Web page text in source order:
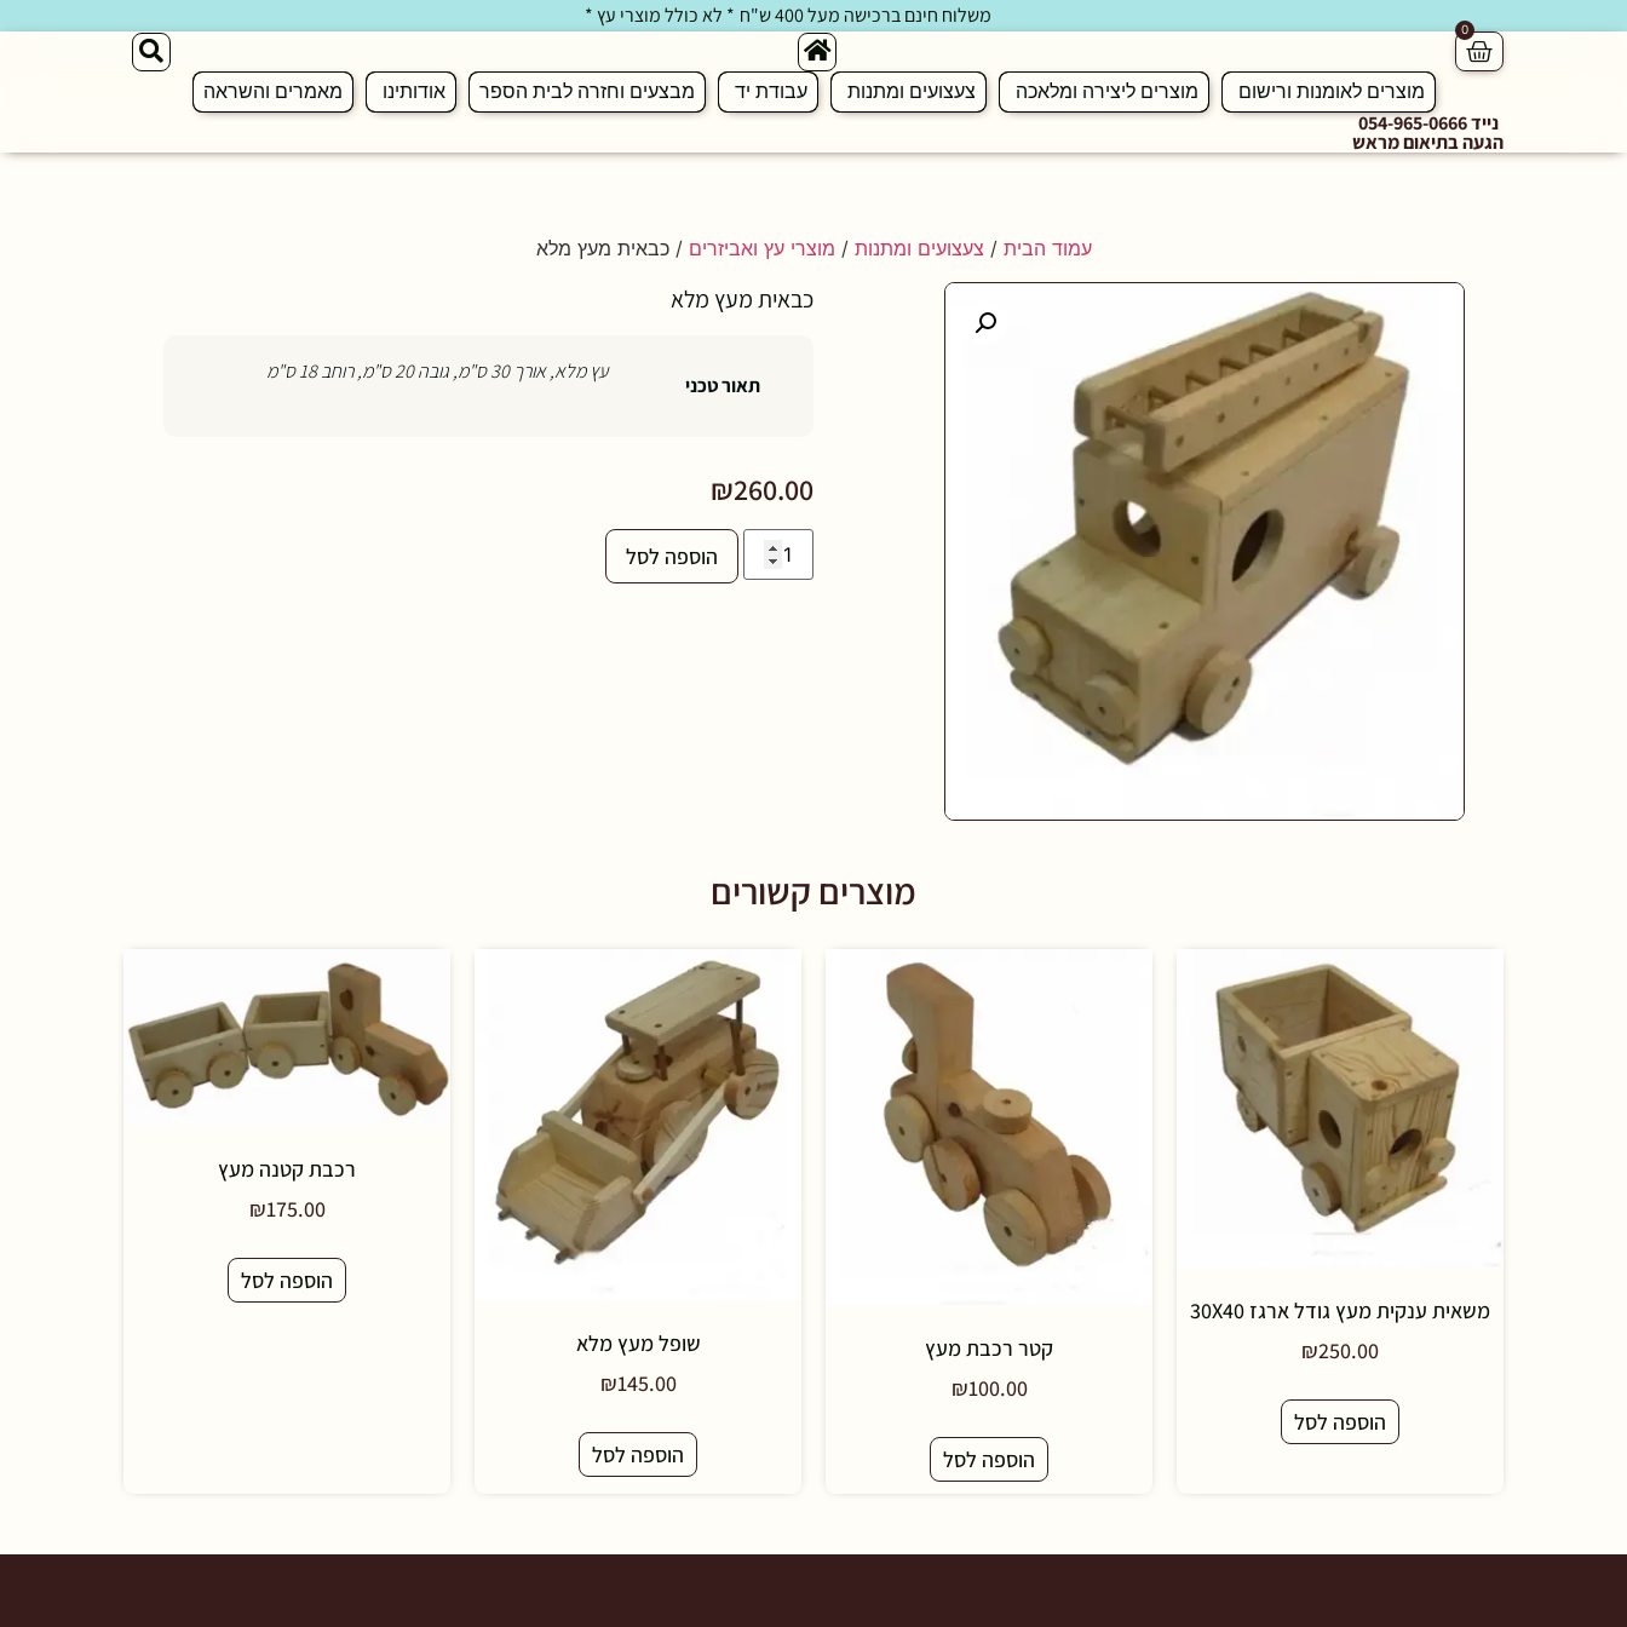
משלוח חינם ברכישה מעל 400 ש"ח * לא כולל מוצרי עץ *
0
מוצרים לאומנות ורישום מוצרים ליצירה ומלאכה צעצועים ומתנות עבודת יד מבצעים וחזרה לבית הספר אודותינו מאמרים והשראה
נייד 054-965-0666
הגעה בתיאום מראש
עמוד הבית / צעצועים ומתנות / מוצרי עץ ואביזרים / כבאית מעץ מלא
כבאית מעץ מלא
תאור טכני
עץ מלא, אורך 30 ס"מ, גובה 20 ס"מ, רוחב 18 ס"מ
₪260.00
הוספה לסל
מוצרים קשורים
משאית ענקית מעץ גודל ארגז 30X40
₪250.00
הוספה לסל
קטר רכבת מעץ
₪100.00
הוספה לסל
שופל מעץ מלא
₪145.00
הוספה לסל
רכבת קטנה מעץ
₪175.00
הוספה לסל